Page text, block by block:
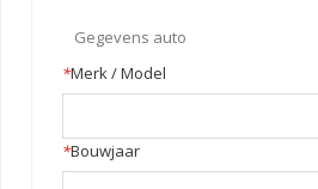
Gegevens auto
*Merk / Model
*Bouwjaar